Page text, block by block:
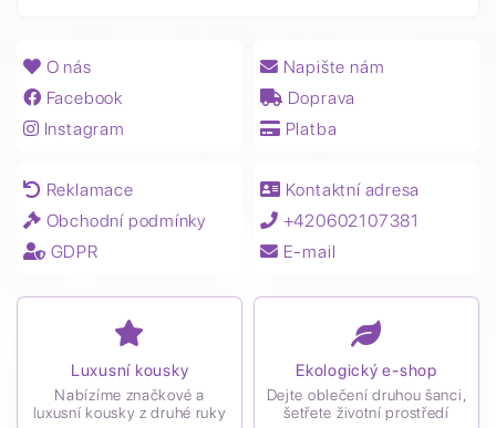
O nás
Facebook
Instagram
Napište nám
Doprava
Platba
Reklamace
Obchodní podmínky
GDPR
Kontaktní adresa
+420602107381
E-mail
Luxusní kousky
Nabízíme značkové a
luxusní kousky z druhé ruky
Ekologický e-shop
Dejte oblečení druhou šanci,
šetřete životní prostředí